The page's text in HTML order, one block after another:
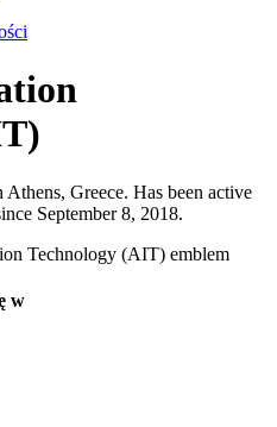
Greece. Has been active
September 8, 2018.
w